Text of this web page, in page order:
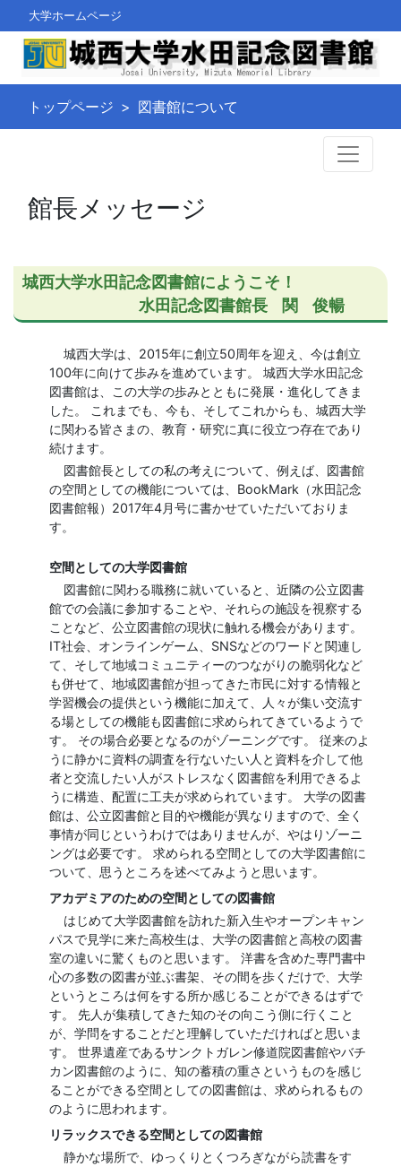
大学ホームページ
トップページ 図書館について
館長メッセージ
城西大学水田記念図書館にようこそ！
水田記念図書館長
関 俊暢
城西大学は、2015年に創立50周年を迎え、今は創立
100年に向けて歩みを進めています。 城西大学水田記念
図書館は、この大学の歩みとともに発展・進化してきま
した。 これまでも、今も、そしてこれからも、城西大学
に関わる皆さまの、教育・研究に真に役立つ存在であり
続けます。
図書館長としての私の考えについて、例えば、図書館
の空間としての機能については、BookMark（水田記念
図書館報）2017年4月号に書かせていただいておりま
す。
空間としての大学図書館
図書館に関わる職務に就いていると、近隣の公立図書
館での会議に参加することや、それらの施設を視察する
ことなど、公立図書館の現状に触れる機会があります。
IT社会、オンラインゲーム、SNSなどのワードと関連し
て、そして地域コミュニティーのつながりの脆弱化など
も併せて、地域図書館が担ってきた市民に対する情報と
学習機会の提供という機能に加えて、人々が集い交流す
る場としての機能も図書館に求められてきているようで
す。 その場合必要となるのがゾーニングです。 従来のよ
うに静かに資料の調査を行ないたい人と資料を介して他
者と交流したい人がストレスなく図書館を利用できるよ
うに構造、配置に工夫が求められています。 大学の図書
館は、公立図書館と目的や機能が異なりますので、全く
事情が同じというわけではありませんが、やはりゾーニ
ングは必要です。 求められる空間としての大学図書館に
ついて、思うところを述べてみようと思います。
アカデミアのための空間としての図書館
はじめて大学図書館を訪れた新入生やオープンキャン
パスで見学に来た高校生は、大学の図書館と高校の図書
室の違いに驚くものと思います。 洋書を含めた専門書中
心の多数の図書が並ぶ書架、その間を歩くだけで、大学
というところは何をする所か感じることができるはずで
す。 先人が集積してきた知のその向こう側に行くこと
が、学問をすることだと理解していただければと思いま
す。 世界遺産であるサンクトガレン修道院図書館やバチ
カン図書館のように、知の蓄積の重さというものを感じ
ることができる空間としての図書館は、求められるもの
のように思われます。
リラックスできる空間としての図書館
静かな場所で、ゆっくりとくつろぎながら読書をす